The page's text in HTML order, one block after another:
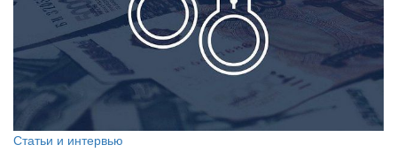
Статьи и интервью